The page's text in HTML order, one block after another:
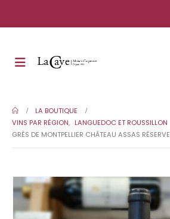
LA BOUTIQUE
VINS PAR RÉGION, LANGUEDOC ET ROUSSILLON
GRÈS DE MONTPELLIER CHÂTEAU ASSAS RÉSERVE